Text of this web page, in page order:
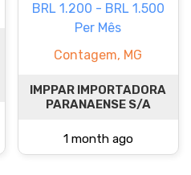
BRL 1.200 - BRL 1.500
Per Mês
Contagem, MG
IMPPAR IMPORTADORA
PARANAENSE S/A
1 month ago